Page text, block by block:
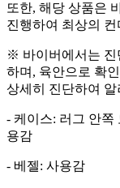
또한, 해당 상품은
진행하여 최상의
※ 바이버에서는 진
하며, 육안으로 확
상세히 진단하여
- 케이스: 러그 안쪽
용감
- 베젤: 사용감